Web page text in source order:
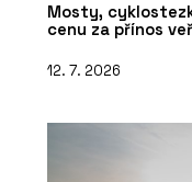
Mosty,
cenu za přínos
12. 7. 2026